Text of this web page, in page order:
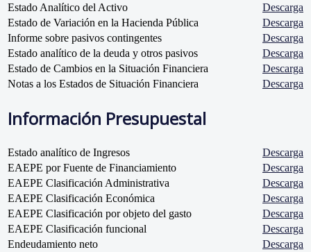
Estado Analítico del Activo
Descarga
Estado de Variación en la Hacienda Pública
Descarga
Informe sobre pasivos contingentes
Descarga
Estado analítico de la deuda y otros pasivos
Descarga
Estado de Cambios en la Situación Financiera
Descarga
Notas a los Estados de Situación Financiera
Descarga
Información Presupuestal
Estado analítico de Ingresos
Descarga
EAEPE por Fuente de Financiamiento
Descarga
EAEPE Clasificación Administrativa
Descarga
EAEPE Clasificación Económica
Descarga
EAEPE Clasificación por objeto del gasto
Descarga
EAEPE Clasificación funcional
Descarga
Endeudamiento neto
Descarga